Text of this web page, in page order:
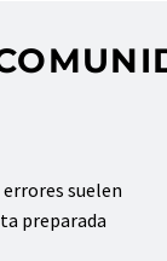
suelen
preparada